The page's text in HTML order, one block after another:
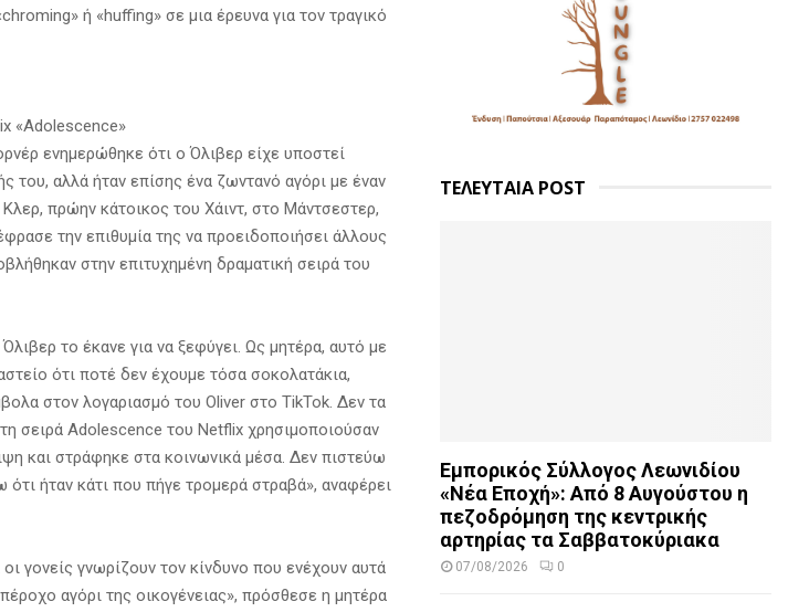
ή «huffing» σε μια έρευνα για τον τραγικό
«Adolescence»
ενημερώθηκε ότι ο Όλιβερ είχε υποστεί
του, αλλά ήταν επίσης ένα ζωντανό αγόρι με έναν
πρώην κάτοικος του Χάιντ, στο Μάντσεστερ,
την επιθυμία της να προειδοποιήσει άλλους
στην επιτυχημένη δραματική σειρά του
το έκανε για να ξεφύγει. Ως μητέρα, αυτό με
ότι ποτέ δεν έχουμε τόσα σοκολατάκια,
στον λογαριασμό του Oliver στο TikTok. Δεν τα
σειρά Adolescence του Netflix χρησιμοποιούσαν
και στράφηκε στα κοινωνικά μέσα. Δεν πιστεύω
ότι ήταν κάτι που πήγε τρομερά στραβά», αναφέρει
γονείς γνωρίζουν τον κίνδυνο που ενέχουν αυτά
αγόρι της οικογένειας», πρόσθεσε η μητέρα
ΤΕΛΕΥΤΑΙΑ POST
Εμπορικός Σύλλογος Λεωνιδίου
«Νέα Εποχή»: Από 8 Αυγούστου η
πεζοδρόμηση της κεντρικής
αρτηρίας τα Σαββατοκύριακα
07/08/2026 0